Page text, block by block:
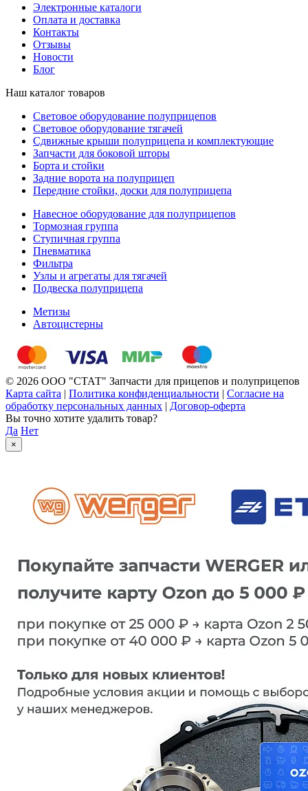
Электронные каталоги
Оплата и доставка
Контакты
Отзывы
Новости
Блог
Наш каталог товаров
Световое оборудование полуприцепов
Световое оборудование тягачей
Сдвижные крыши полуприцепа и комплектующие
Запчасти для боковой шторы
Борта и стойки
Задние ворота на полуприцеп
Передние стойки, доски для полуприцепа
Навесное оборудование для полуприцепов
Тормозная группа
Ступичная группа
Пневматика
Фильтра
Узлы и агрегаты для тягачей
Подвеска полуприцепа
Метизы
Автоцистерны
© 2026 ООО "СТАТ" Запчасти для прицепов и полуприцепов
Карта сайта | Политика конфиденциальности | Согласие на
обработку персональных данных | Договор-оферта
Вы точно хотите удалить товар?
Да Нет
×